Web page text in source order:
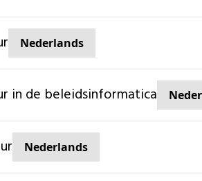
Nederlands
in de beleidsinformatica
Nederlands